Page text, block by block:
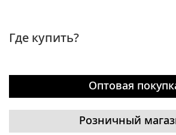
Где купить?
Оптовая
Розничный